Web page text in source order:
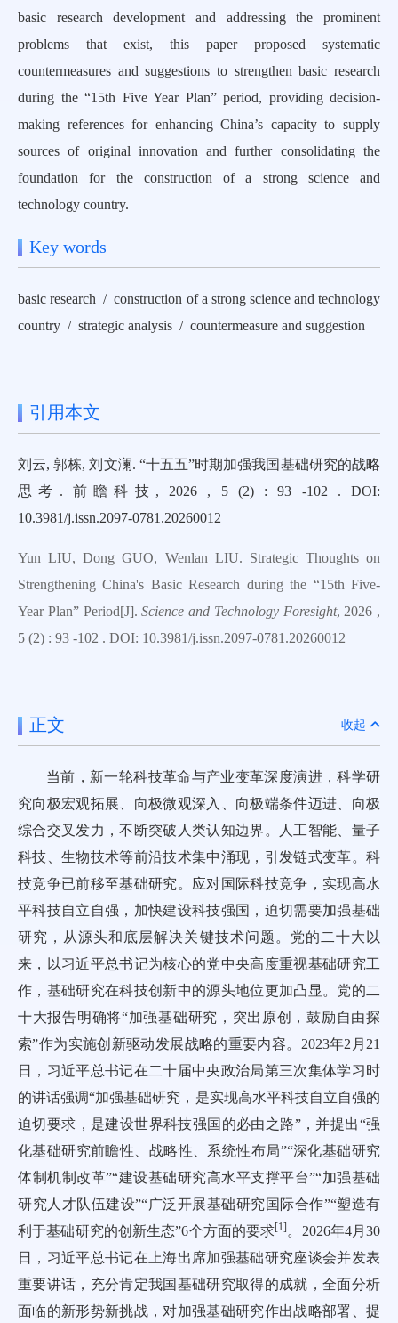
basic research development and addressing the prominent
problems that exist, this paper proposed systematic
countermeasures and suggestions to strengthen basic research
during the “15th Five Year Plan” period, providing decision-
making references for enhancing China’s capacity to supply
sources of original innovation and further consolidating the
foundation for the construction of a strong science and
technology country.
Key words
basic research / construction of a strong science and technology
country / strategic analysis / countermeasure and suggestion
引用本文
刘云, 郭栋, 刘文澜. “十五五”时期加强我国基础研究的战略
思考. 前瞻科技, 2026 , 5 (2) : 93 -102 . DOI:
10.3981/j.issn.2097-0781.20260012
Yun LIU, Dong GUO, Wenlan LIU. Strategic Thoughts on
Strengthening China's Basic Research during the “15th Five-
Year Plan” Period[J].Science and Technology Foresight, 2026 ,
5 (2) : 93 -102 . DOI: 10.3981/j.issn.2097-0781.20260012
正文 收起
当前，新一轮科技革命与产业变革深度演进，科学研
究向极宏观拓展、向极微观深入、向极端条件迈进、向极
综合交叉发力，不断突破人类认知边界。人工智能、量子
科技、生物技术等前沿技术集中涌现，引发链式变革。科
技竞争已前移至基础研究。应对国际科技竞争，实现高水
平科技自立自强，加快建设科技强国，迫切需要加强基础
研究，从源头和底层解决关键技术问题。党的二十大以
来，以习近平总书记为核心的党中央高度重视基础研究工
作，基础研究在科技创新中的源头地位更加凸显。党的二
十大报告明确将“加强基础研究，突出原创，鼓励自由探
索”作为实施创新驱动发展战略的重要内容。2023年2月21
日，习近平总书记在二十届中央政治局第三次集体学习时
的讲话强调“加强基础研究，是实现高水平科技自立自强的
迫切要求，是建设世界科技强国的必由之路”，并提出“强
化基础研究前瞻性、战略性、系统性布局”“深化基础研究
体制机制改革”“建设基础研究高水平支撑平台”“加强基础
研究人才队伍建设”“广泛开展基础研究国际合作”“塑造有
利于基础研究的创新生态”6个方面的要求[1] 。2026年4月30
日，习近平总书记在上海出席加强基础研究座谈会并发表
重要讲话，充分肯定我国基础研究取得的成就，全面分析
面临的新形势新挑战，对加强基础研究作出战略部署、提